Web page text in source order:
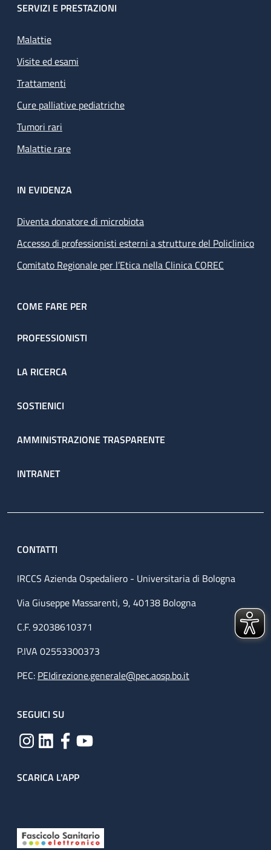
SERVIZI E PRESTAZIONI
Malattie
Visite ed esami
Trattamenti
Cure palliative pediatriche
Tumori rari
Malattie rare
IN EVIDENZA
Diventa donatore di microbiota
Accesso di professionisti esterni a strutture del Policlinico
Comitato Regionale per l’Etica nella Clinica COREC
COME FARE PER
PROFESSIONISTI
LA RICERCA
SOSTIENICI
AMMINISTRAZIONE TRASPARENTE
INTRANET
CONTATTI
IRCCS Azienda Ospedaliero - Universitaria di Bologna
Via Giuseppe Massarenti, 9, 40138 Bologna
C.F. 92038610371
P.IVA 02553300373
PEC: PEIdirezione.generale@pec.aosp.bo.it
SEGUICI SU
SCARICA L'APP